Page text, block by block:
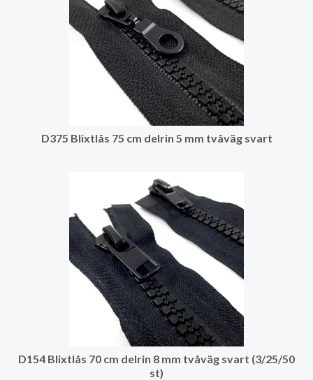
D375 Blixtlås 75 cm delrin 5 mm tvåväg svart
D154 Blixtlås 70 cm delrin 8 mm tvåväg svart (3/25/50
st)